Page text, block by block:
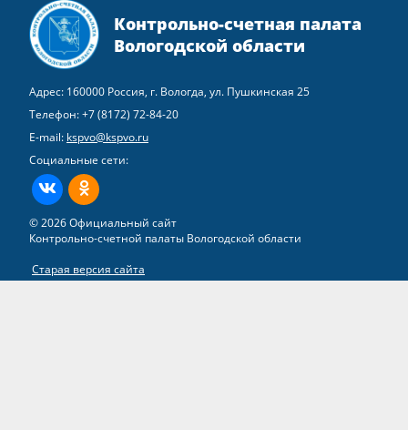
Контрольно-счетная палата
Вологодской области
Адрес: 160000 Россия, г. Вологда, ул. Пушкинская 25
Телефон:+7 (8172) 72-84-20
E-mail: kspvo@kspvo.ru
Социальные сети:
ВКонтактеОдноклассники
© 2026 Официальный сайт
Контрольно-счетной палаты Вологодской области
Старая версия сайта